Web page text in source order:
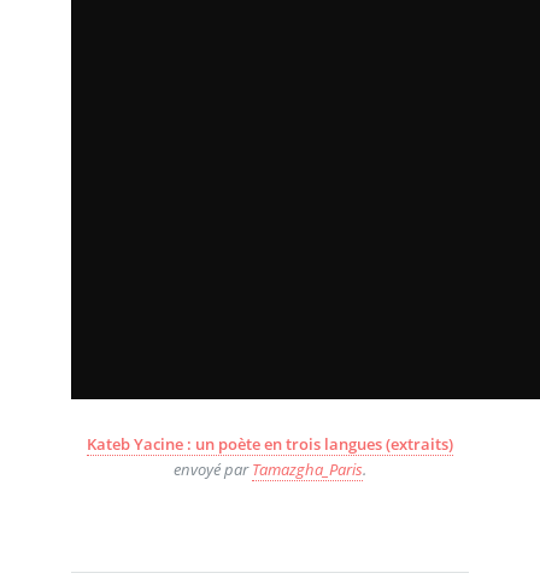
Kateb Yacine : un poète en trois langues (extraits)
envoyé parTamazgha_Paris.